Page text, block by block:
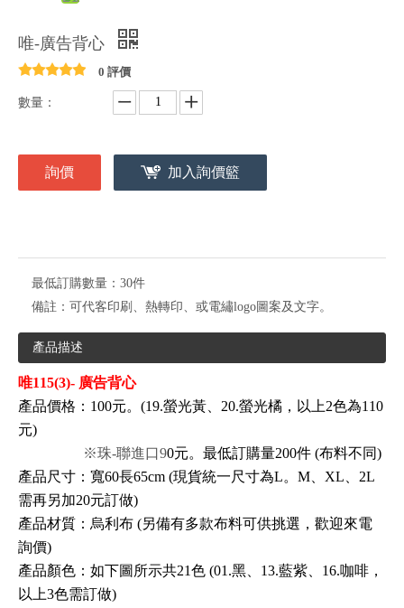
唯-廣告背心
0 評價
數量：
詢價 加入詢價籃
最低訂購數量： 30件
備註： 可代客印刷、熱轉印、或電繡logo圖案及文字。
產品描述
唯115(3)- 廣告背心
產品價格：100元。 (19.螢光黃、20.螢光橘，以上2色為110
元)
※珠-聯進口90元。最低訂購量200件 (布料不同)
產品尺寸：寬60長65cm (現貨統一尺寸為L。M、XL、2L
需再另加20元訂做)
產品材質：烏利布 (另備有多款布料可供挑選，歡迎來電
詢價)
產品顏色：如下圖所示共21色 (01.黑、13.藍紫、16.咖啡，
以上3色需訂做)